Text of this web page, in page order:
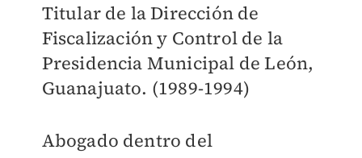
Titular de la Dirección de
Fiscalización y Control de la
Presidencia Municipal de León,
Guanajuato. (1989-1994)
Abogado dentro del